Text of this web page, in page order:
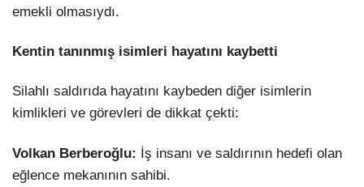
emekli olmasıydı.
Kentin tanınmış isimleri hayatını kaybetti
Silahlı saldırıda hayatını kaybeden diğer isimlerin
kimlikleri ve görevleri de dikkat çekti:
Volkan Berberoğlu: İş insanı ve saldırının hedefi olan
eğlence mekanının sahibi.